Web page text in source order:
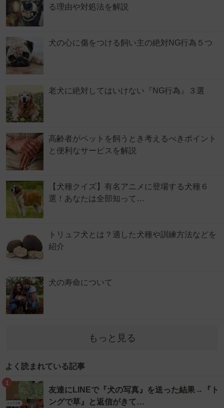
る理由や対処法を解説
犬の心に傷をつける飼い主の絶対NG行為５つ
老犬に絶対してはいけない『NG行為』３選
高齢者がペットを飼うとき考えるべきポイント
と便利なサービスを解説
【犬種クイズ】有名アニメに登場する犬種６
選！あなたは全部知って…
トリュフ犬とは？適した犬種や訓練方法などを
紹介
犬の寿命について
もっと見る
よく読まれている記事
1
友達にLINEで『犬の写真』を送った結果→『ト
ングで草』と返信がきて…